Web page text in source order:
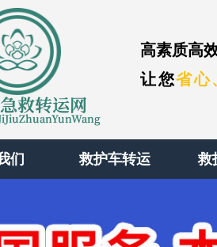
急救转运网
高素质高
让您省心
们 救护车转运 救